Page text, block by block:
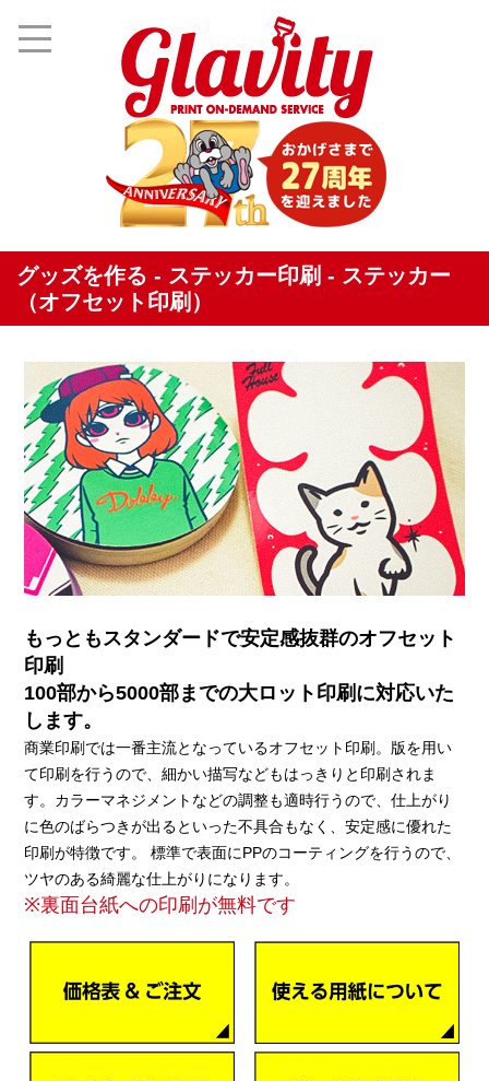
グッズを作る - ステッカー印刷 - ステッカー
（オフセット印刷）
もっともスタンダードで安定感抜群のオフセット
印刷
100部から5000部までの大ロット印刷に対応いた
します。
商業印刷では一番主流となっているオフセット印刷。版を用い
て印刷を行うので、細かい描写などもはっきりと印刷されま
す。カラーマネジメントなどの調整も適時行うので、仕上がり
に色のばらつきが出るといった不具合もなく、安定感に優れた
印刷が特徴です。 標準で表面にPPのコーティングを行うので、
ツヤのある綺麗な仕上がりになります。
※裏面台紙への印刷が無料です